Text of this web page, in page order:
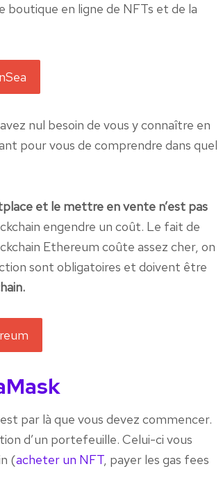
boutique en ligne de NFTs et de la
nul besoin de vous y connaître en
pour vous de comprendre dans quel
et le mettre en vente n’est pas
engendre un coût. Le fait de
Ethereum coûte assez cher, on
sont obligatoires et doivent être
par là que vous devez commencer.
d’un portefeuille. Celui-ci vous
(acheter un NFT, payer les gas fees